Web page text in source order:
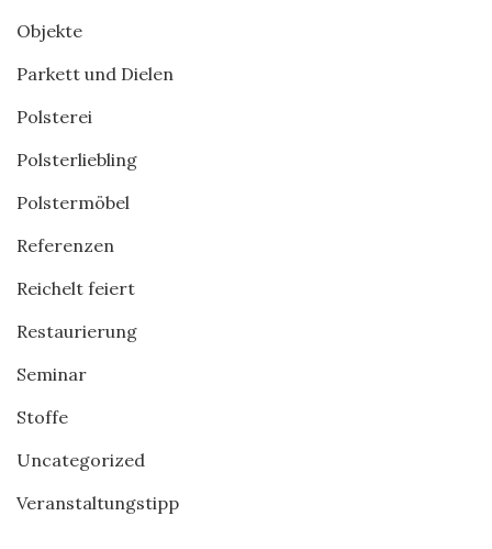
Objekte
Parkett und Dielen
Polsterei
Polsterliebling
Polstermöbel
Referenzen
Reichelt feiert
Restaurierung
Seminar
Stoffe
Uncategorized
Veranstaltungstipp